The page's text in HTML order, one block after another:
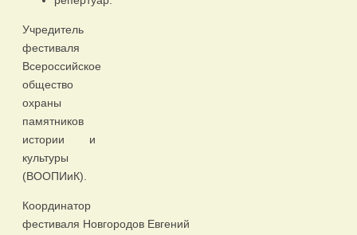
Учредитель
фестиваля
Всероссийское
общество
охраны
памятников
истории и
культуры
(ВООПИиК).
Координатор
фестиваля Новгородов Евгений